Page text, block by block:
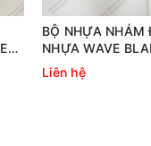
BỘ NHỰA NHÁM
NHỰA WAVE
TRẮNG ĐEN
Liên hệ